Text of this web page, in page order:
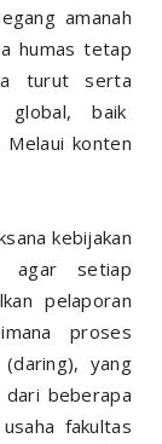
amanah
humas tetap
turut serta
global, baik
Melaui konten
kebijakan
agar setiap
pelaporan
proses
(daring), yang
beberapa
fakultas